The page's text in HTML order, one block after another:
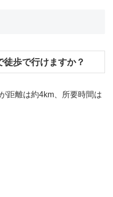
歩で行けますか？
距離は約4km、所要時間は